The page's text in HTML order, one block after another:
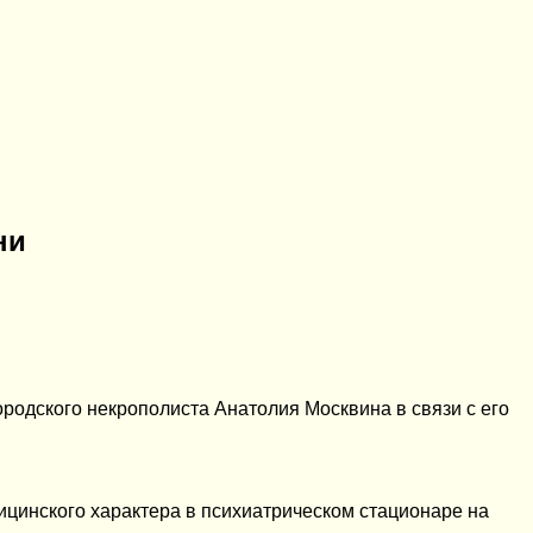
некрополиста Анатолия Москвина в связи с его
характера в психиатрическом стационаре на